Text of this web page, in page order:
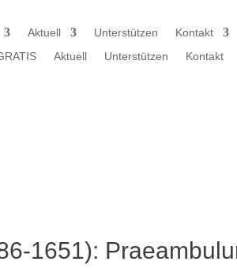
Aktuell Unterstützen
Kontakt
Aktuell Unterstützen Kontakt
1651):